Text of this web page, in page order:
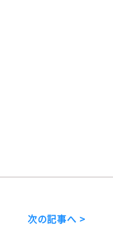
次の記事へ >